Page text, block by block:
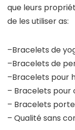
que leurs
de les utiliser as:
–Bracelets de
–Bracelets de
–Bracelets pour
– Bracelets pour
– Bracelets
– Qualité sans